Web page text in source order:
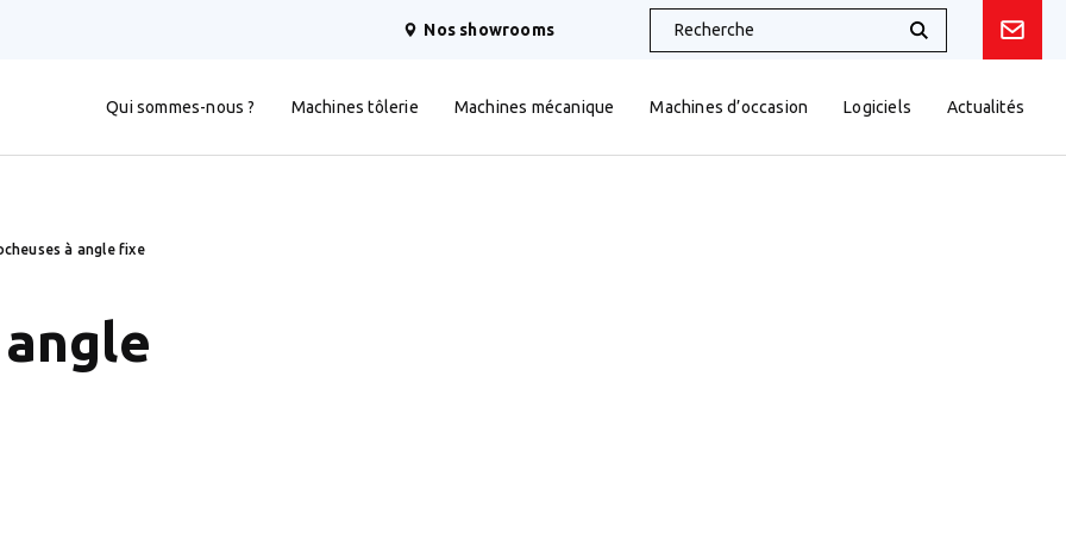
Nos showrooms
Qui sommes-nous ? Machines tôlerie Machines mécanique Machines d’occasion Logiciels Actualités
à angle fixe